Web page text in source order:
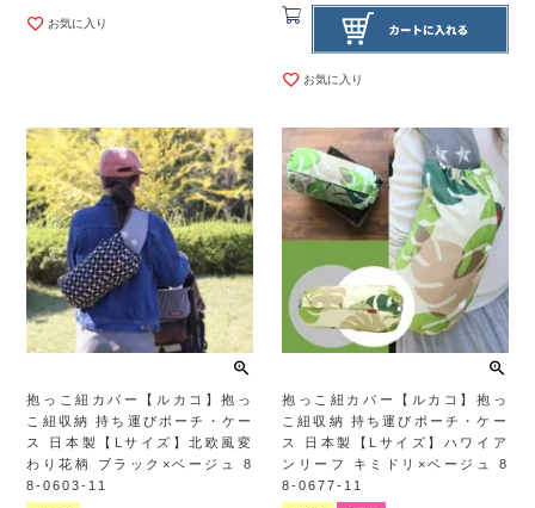
お気に入り
お気に入り
抱っこ紐カバー【ルカコ】抱っ
こ紐収納 持ち運びポーチ・ケー
ス 日本製【Lサイズ】北欧風変
わり花柄 ブラック×ベージュ 8
8-0603-11
抱っこ紐カバー【ルカコ】抱っ
こ紐収納 持ち運びポーチ・ケー
ス 日本製【Lサイズ】ハワイア
ンリーフ キミドリ×ベージュ 8
8-0677-11